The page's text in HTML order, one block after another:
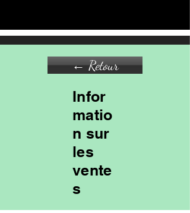
← Retour
Infor
matio
n sur
les
vente
s